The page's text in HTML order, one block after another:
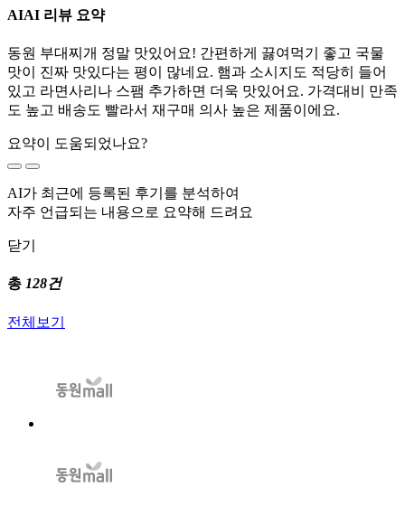
AIAI 리뷰 요약
동원 부대찌개 정말 맛있어요! 간편하게 끓여먹기 좋고 국물
맛이 진짜 맛있다는 평이 많네요. 햄과 소시지도 적당히 들어
있고 라면사리나 스팸 추가하면 더욱 맛있어요. 가격대비 만족
도 높고 배송도 빨라서 재구매 의사 높은 제품이에요.
요약이 도움되었나요?
AI가 최근에 등록된 후기를 분석하여
자주 언급되는 내용으로 요약해 드려요
닫기
총 128건
전체보기